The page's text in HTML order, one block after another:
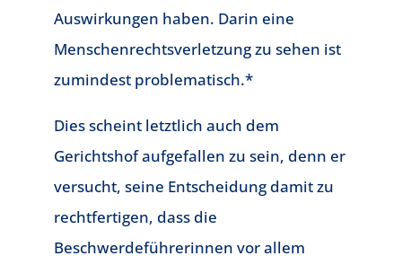
Auswirkungen haben. Darin eine
Menschenrechtsverletzung zu sehen ist
zumindest problematisch.*
Dies scheint letztlich auch dem
Gerichtshof aufgefallen zu sein, denn er
versucht, seine Entscheidung damit zu
rechtfertigen, dass die
Beschwerdeführerinnen vor allem